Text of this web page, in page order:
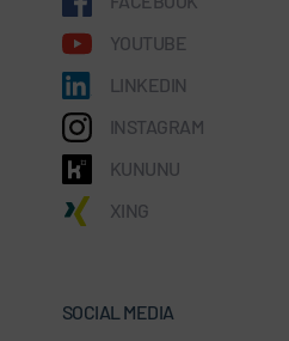
YOUTUBE
LINKEDIN
INSTAGRAM
KUNUNU
XING
SOCIAL MEDIA